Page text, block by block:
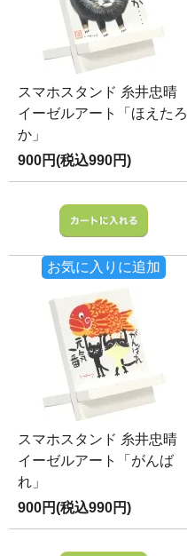
スマホスタンド 糸井忠晴
イーゼルアート「ほえたろ
か」
900円(税込990円)
お気に入りに追加
スマホスタンド 糸井忠晴
イーゼルアート「がんば
れ」
900円(税込990円)